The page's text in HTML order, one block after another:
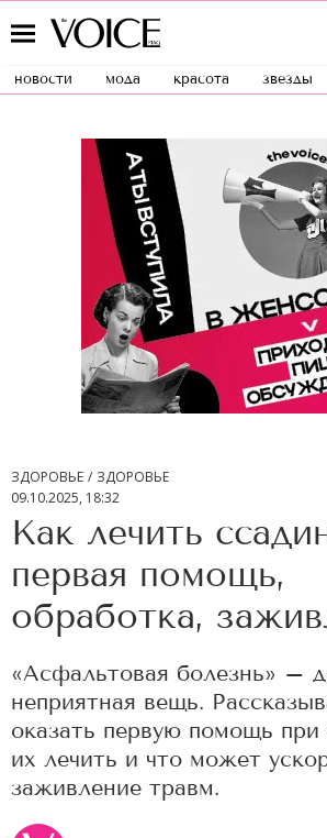
новости мода красота звезды
ЗДОРОВЬЕ
ЗДОРОВЬЕ
09.10.2025, 18:32
Как лечить
первая помощь,
обработка,
«Асфальтовая болезнь» –
неприятная вещь.
оказать первую помощь при
их лечить и что может
заживление травм.